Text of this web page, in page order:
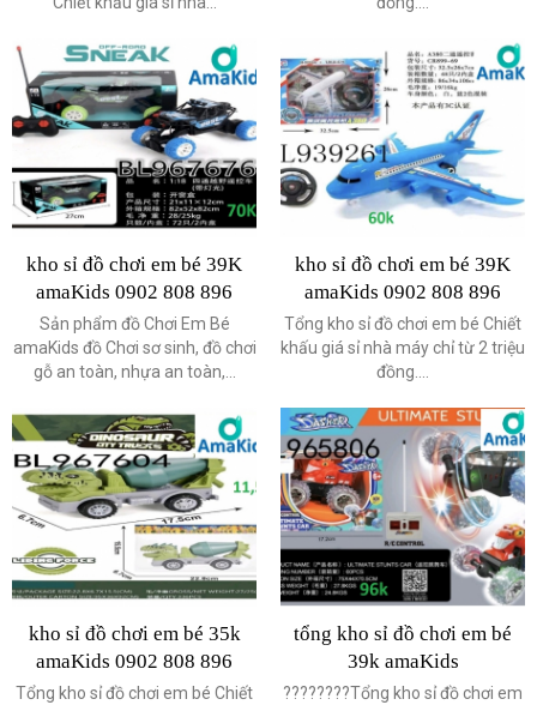
kho sỉ đồ chơi em bé 39K
amaKids 0902 808 896
Sản phẩm đồ Chơi Em Bé
amaKids đồ Chơi sơ sinh, đồ chơi
gỗ an toàn, nhựa an toàn,...
kho sỉ đồ chơi em bé 39K
amaKids 0902 808 896
Tổng kho sỉ đồ chơi em bé Chiết
khấu giá sỉ nhà máy chỉ từ 2 triệu
đồng....
kho sỉ đồ chơi em bé 35k
amaKids 0902 808 896
Tổng kho sỉ đồ chơi em bé Chiết
tổng kho sỉ đồ chơi em bé
39k amaKids
????????Tổng kho sỉ đồ chơi em